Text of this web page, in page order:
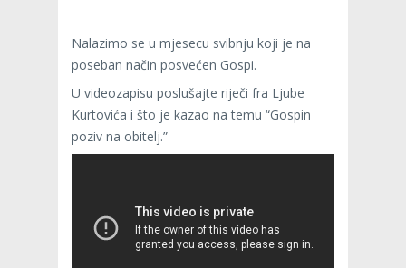
Nalazimo se u mjesecu svibnju koji je na
poseban način posvećen Gospi.
U videozapisu poslušajte riječi fra Ljube
Kurtovića i što je kazao na temu “Gospin
poziv na obitelj.”